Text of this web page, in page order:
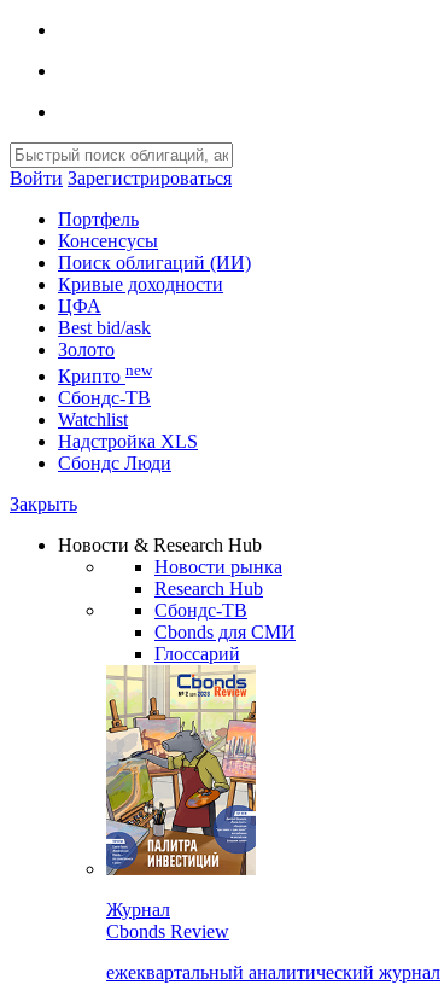
Войти Зарегистрироваться
Портфель
Консенсусы
Поиск облигаций (ИИ)
Кривые доходности
ЦФА
Best bid/ask
Золото
Крипто new
Сбондс-ТВ
Watchlist
Надстройка XLS
Сбондс Люди
Закрыть
Новости & Research Hub
Новости рынка
Research Hub
Сбондс-ТВ
Cbonds для СМИ
Глоссарий
Журнал
Cbonds Review
ежеквартальный аналитический журнал